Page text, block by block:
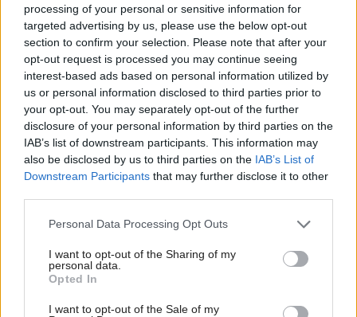
processing of your personal or sensitive information for
targeted advertising by us, please use the below opt-out
section to confirm your selection. Please note that after your
opt-out request is processed you may continue seeing
interest-based ads based on personal information utilized by
us or personal information disclosed to third parties prior to
your opt-out. You may separately opt-out of the further
disclosure of your personal information by third parties on the
IAB’s list of downstream participants. This information may
also be disclosed by us to third parties on the IAB’s List of
Downstream Participants that may further disclose it to other
Please note that this website/app uses one or more Google
not limited to your visit or usage behaviour. You may click to
grant or deny consent to Google and its third-party tags to
use your data for below specified purposes in below Google
consent section.
Personal Data Processing Opt Outs
I want to opt-out of the Sharing of my
personal data.
Opted In
I want to opt-out of the Sale of my
Zlaďte štýly a materiály
Ponuka obalových nádob – vkusných aj naopak
gýčovitých – je dnes naozaj široká. Stále dominujú plasty,
prípadne glazovaná keramika, menej sa možno stretnúť s
kovovými, lykovými, drôtenými alebo sklenenými
obalovými črepníkmi, ktoré sú v súčasnosti v zahraničí v
kurze. Pri výbere konkrétnej nádoby treba prihliadať
obalovej nádoby vloží, a jednak na štýl a farebnosť
interiéru, kde sa nádoba umiestni.